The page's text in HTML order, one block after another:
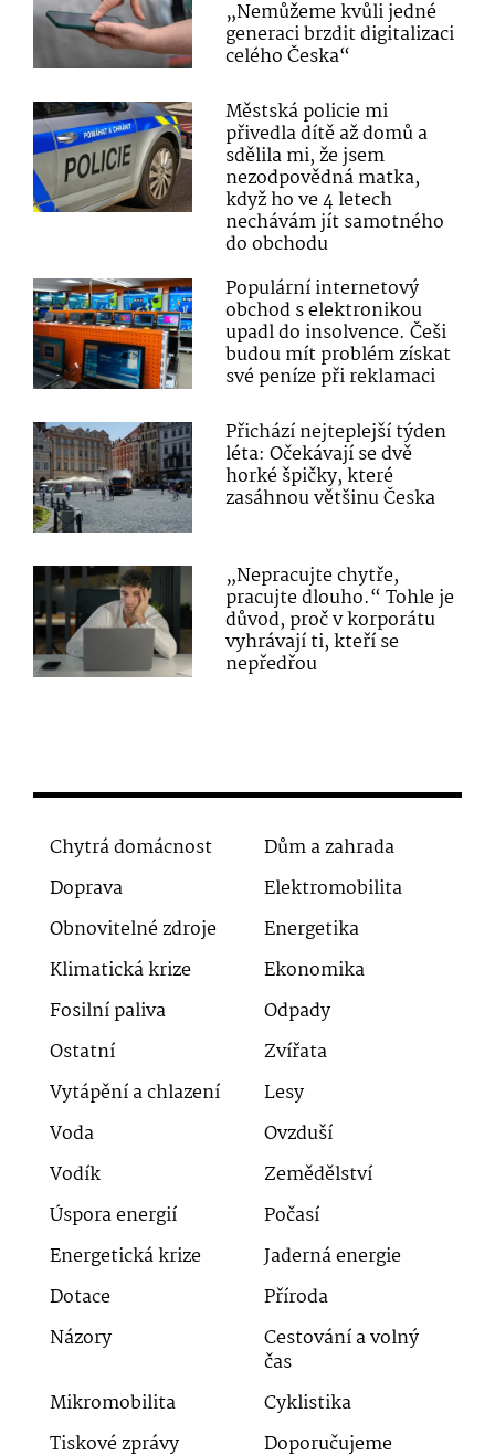
„Nemůžeme kvůli jedné
generaci brzdit digitalizaci
celého Česka“
Městská policie mi
přivedla dítě až domů a
sdělila mi, že jsem
nezodpovědná matka,
když ho ve 4 letech
nechávám jít samotného
do obchodu
Populární internetový
obchod s elektronikou
upadl do insolvence. Češi
budou mít problém získat
své peníze při reklamaci
Přichází nejteplejší týden
léta: Očekávají se dvě
horké špičky, které
zasáhnou většinu Česka
„Nepracujte chytře,
pracujte dlouho.“ Tohle je
důvod, proč v korporátu
vyhrávají ti, kteří se
nepředřou
Chytrá domácnost
Dům a zahrada
Doprava
Elektromobilita
Obnovitelné zdroje
Energetika
Klimatická krize
Ekonomika
Fosilní paliva
Odpady
Ostatní
Zvířata
Vytápění a chlazení
Lesy
Voda
Ovzduší
Vodík
Zemědělství
Úspora energií
Počasí
Energetická krize
Jaderná energie
Dotace
Příroda
Názory
Cestování a volný
čas
Mikromobilita
Cyklistika
Tiskové zprávy
Doporučujeme